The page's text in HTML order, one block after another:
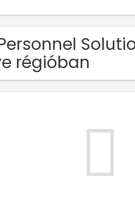
régióban